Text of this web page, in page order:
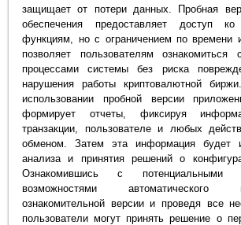
защищает от потери данных. Пробная
обеспечения предоставляет доступ
функциям, но с ограничением по времени
позволяет пользователям
процессами системы без риска
нарушения работы криптовалютной
использовании пробной версии
формирует отчеты, фиксируя
транзакции, пользователе и любых
обменом. Затем эта информация будет
анализа и принятия решений о
Ознакомившись с потенциальными
возможностями
ознакомительной версии и проведя все
пользователи могут принять решение о